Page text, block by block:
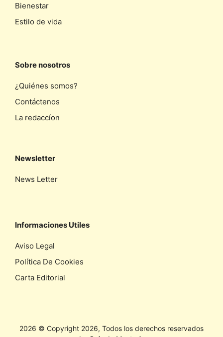
Bienestar
Estilo de vida
Sobre nosotros
¿Quiénes somos?
Contáctenos
La redaccíon
Newsletter
News Letter
Informaciones Utiles
Aviso Legal
Política De Cookies
Carta Editorial
2026 © Copyright 2026, Todos los derechos reservados